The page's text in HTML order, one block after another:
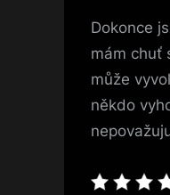
Dokonce
mám chuť
může
někdo